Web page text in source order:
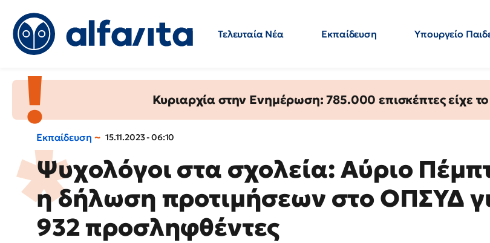
Τελευταία Νέα Εκπαίδευση Υπουργείο
Κυριαρχία στην Ενημέρωση: 785.000 επισκέπτες είχε
Εκπαίδευση 15.11.2023 - 06:10
Ψυχολόγοι στα σχολεία: Αύριο
η δήλωση προτιμήσεων στο ΟΠΣΥΔ
932 προσληφθέντες